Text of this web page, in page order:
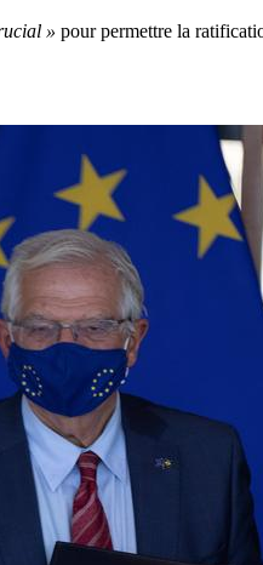
» pour permettre la